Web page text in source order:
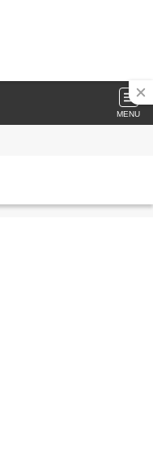
MENU